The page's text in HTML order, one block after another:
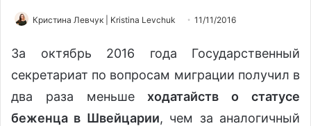
Кристина Левчук | Kristina Levchuk 11/11/2016
За октябрь 2016 года Государственный
секретариат по вопросам миграции получил в
два раза меньшеходатайств о статусе
беженца в Швейцарии, чем за аналогичный